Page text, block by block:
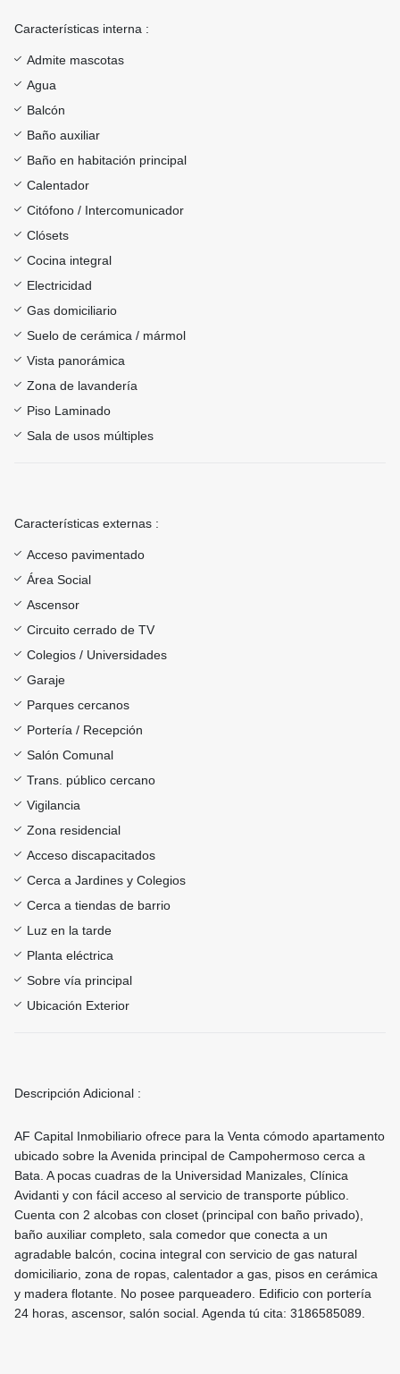
Características interna :
Admite mascotas
Agua
Balcón
Baño auxiliar
Baño en habitación principal
Calentador
Citófono / Intercomunicador
Clósets
Cocina integral
Electricidad
Gas domiciliario
Suelo de cerámica / mármol
Vista panorámica
Zona de lavandería
Piso Laminado
Sala de usos múltiples
Características externas :
Acceso pavimentado
Área Social
Ascensor
Circuito cerrado de TV
Colegios / Universidades
Garaje
Parques cercanos
Portería / Recepción
Salón Comunal
Trans. público cercano
Vigilancia
Zona residencial
Acceso discapacitados
Cerca a Jardines y Colegios
Cerca a tiendas de barrio
Luz en la tarde
Planta eléctrica
Sobre vía principal
Ubicación Exterior
Descripción Adicional :
AF Capital Inmobiliario ofrece para la Venta cómodo apartamento
ubicado sobre la Avenida principal de Campohermoso cerca a
Bata. A pocas cuadras de la Universidad Manizales, Clínica
Avidanti y con fácil acceso al servicio de transporte público.
Cuenta con 2 alcobas con closet (principal con baño privado),
baño auxiliar completo, sala comedor que conecta a un
agradable balcón, cocina integral con servicio de gas natural
domiciliario, zona de ropas, calentador a gas, pisos en cerámica
y madera flotante. No posee parqueadero. Edificio con portería
24 horas, ascensor, salón social. Agenda tú cita: 3186585089.